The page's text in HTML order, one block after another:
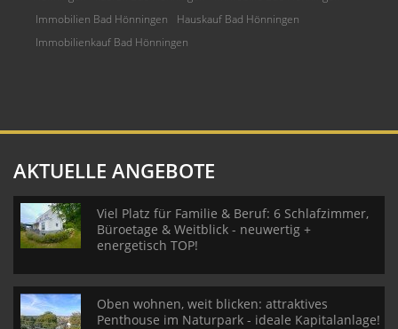
Immobilien Bad Hönningen
Hauskauf Bad Hönningen
Immobilienkauf Bad Hönningen
AKTUELLE ANGEBOTE
Viel Platz für Familie & Beruf: 6 Schlafzimmer,
Büroetage & Weitblick - neuwertig +
energetisch TOP!
Oben wohnen, weit blicken: attraktives
Penthouse im Naturpark - ideale Kapitalanlage!